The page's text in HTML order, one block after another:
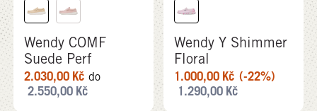
Wendy COMF
Suede Perf
2.030,00 Kč do
2.550,00 Kč
Wendy Y Shimmer
Floral
1.000,00 Kč (-22%)
1.290,00 Kč